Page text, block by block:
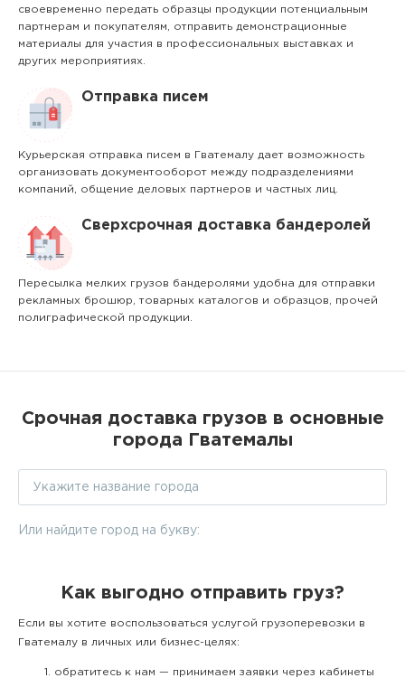
своевременно передать образцы продукции потенциальным
партнерам и покупателям, отправить демонстрационные
материалы для участия в профессиональных выставках и
других мероприятиях.
Отправка писем
Курьерская отправка писем в Гватемалу дает возможность
организовать документооборот между подразделениями
компаний, общение деловых партнеров и частных лиц.
Сверхсрочная доставка бандеролей
Пересылка мелких грузов бандеролями удобна для отправки
рекламных брошюр, товарных каталогов и образцов, прочей
полиграфической продукции.
Срочная доставка грузов в основные
города Гватемалы
Или найдите город на букву:
Как выгодно отправить груз?
Если вы хотите воспользоваться услугой грузоперевозки в
Гватемалу в личных или бизнес-целях:
обратитесь к нам — принимаем заявки через кабинеты